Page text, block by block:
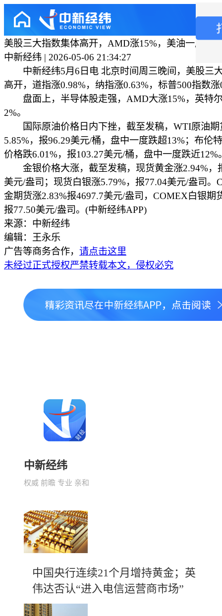
美股三大指数集体高开，AMD涨15%，美油一度跌
中新经纬 | 2026-05-06 21:34:27
中新经纬5月6日电 北京时间周三晚间，美股三
高开，道指涨0.98%，纳指涨0.63%，标普500指数涨
盘面上，半导体股走强，AMD大涨15%，英特
2%。
国际原油价格日内下挫，截至发稿，WTI原油期
5.85%，报96.29美元/桶，盘中一度跌超13%；布伦
价格跌6.01%，报103.27美元/桶，盘中一度跌近12%
金银价格大涨，截至发稿，现货黄金涨2.94%，
美元/盎司；现货白银涨5.79%，报77.04美元/盎司。
金期货涨2.83%报4697.7美元/盎司，COMEX白银期
报77.50美元/盎司。(中新经纬APP)
来源：中新经纬
编辑：王永乐
广告等商务合作， 请点击这里
未经过正式授权严禁转载本文，侵权必究
中新经纬
权威 前瞻 专业 亲和
中国央行连续21个月增持黄金；英
伟达否认“进入电信运营商市场”